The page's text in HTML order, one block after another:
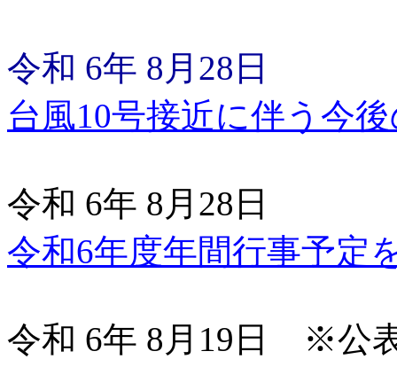
令和 6年 8月28日
台風10号接近に伴う今
令和 6年 8月28日
令和6年度年間行事予定
令和 6年 8月19日 ※公